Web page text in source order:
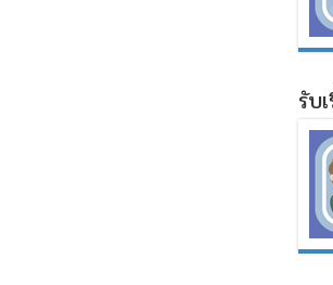
รับ